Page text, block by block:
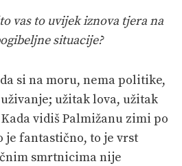
vas to uvijek iznova tjera na
situacije?
si na moru, nema politike,
užitak lova, užitak
vidiš Palmižanu zimi po
fantastično, to je vrst
smrtnicima nije